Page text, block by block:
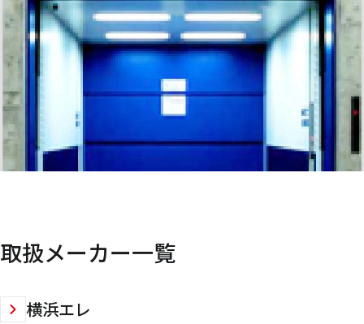
取扱メーカー一覧
横浜エレ